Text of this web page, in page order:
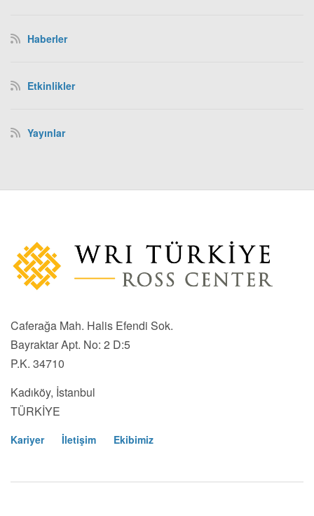
Haberler
Etkinlikler
Yayınlar
Caferağa Mah. Halis Efendi Sok.
Bayraktar Apt. No: 2 D:5
P.K. 34710
Kadıköy, İstanbul
TÜRKİYE
Kariyer İletişim Ekibimiz